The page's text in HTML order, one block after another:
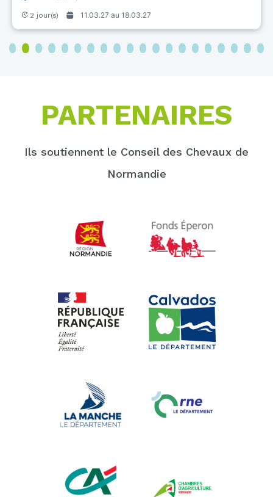
2 jour(s) 11.03.27 au 18.03.27
3 4 5 6 7 8 9 10 11 12 13 14 15 16 17 18 19 20
PARTENAIRES
Ils soutiennent le Conseil des Chevaux de
Normandie